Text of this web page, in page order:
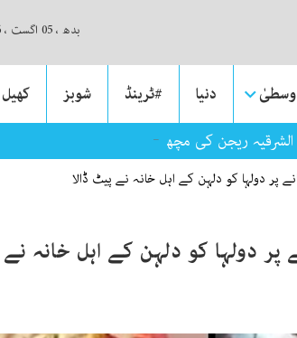
بدھ ، 05 اگست ، 2026
دنیا #ٹرینڈ شوبز کھیل
ریجن کی مچھلی منڈیوں میں کاروباری
پر دولہا کو دلہن کے اہل خانہ نے پیٹ ڈالا
دولہا کو دلہن کے اہل خانہ نے